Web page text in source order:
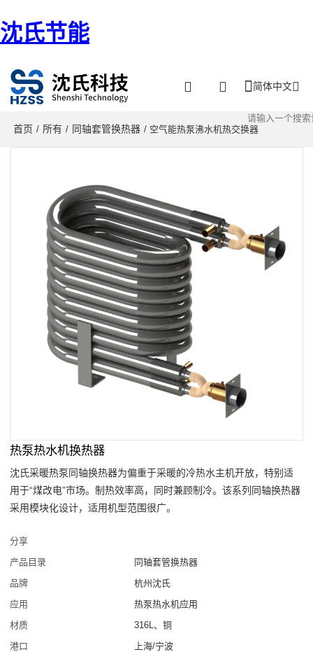
沈氏节能
简体中文
首页 / 所有 / 同轴套管换热器 / 空气能热泵沸水机热交换器
热泵热水机换热器
沈氏采暖热泵同轴换热器为偏重于采暖的冷热水主机开放，特别适
用于“煤改电”市场。制热效率高，同时兼顾制冷。该系列同轴换热器
采用模块化设计，适用机型范围很广。
分享
产品目录
同轴套管换热器
品牌
杭州沈氏
应用
热泵热水机应用
材质
316L、铜
港口
上海/宁波